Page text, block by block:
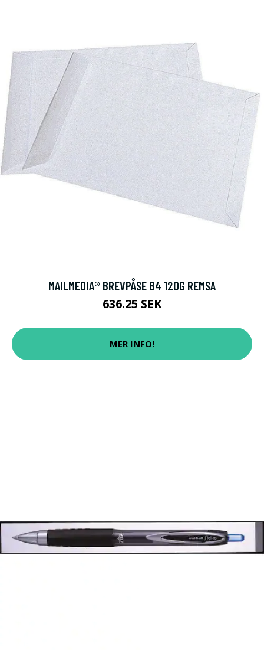
MAILMEDIA® BREVPÅSE B4 120G REMSA
636.25 SEK
MER INFO!